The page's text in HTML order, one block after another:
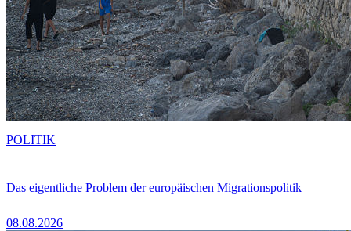
Das eigentliche Problem der europäischen Migrationspolitik
08.08.2026
POLITIK